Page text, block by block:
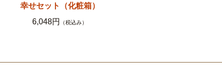
幸せセット（化粧箱）
6,048円
（税込み）